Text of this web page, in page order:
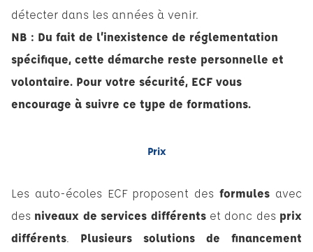
détecter dans les années à venir.
NB : Du fait de l’inexistence de réglementation
spécifique, cette démarche reste personnelle et
volontaire. Pour votre sécurité, ECF vous
encourage à suivre ce type de formations.
Prix
Les auto-écoles ECF proposent desformules avec
des niveaux de services différentset donc des prix
différents. Plusieurs solutions de financement